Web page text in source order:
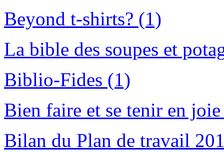
Beyond t-shirts? (1)
La bible des soupes et
Biblio-Fides (1)
Bien faire et se tenir en
Bilan du Plan de travail